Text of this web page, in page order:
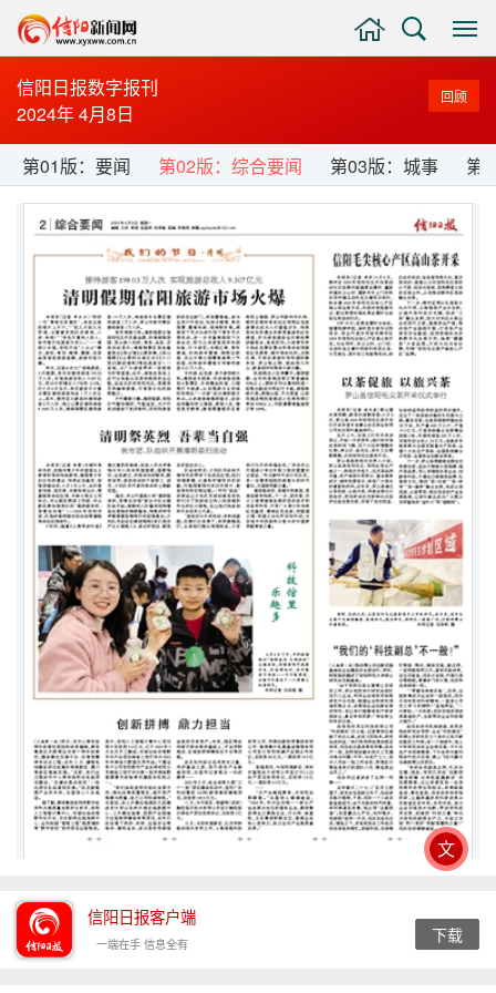
显
示
与
隐
侧
边
栏
搜
索
主
页
信阳日报数字报刊
2024年 4月8日
回顾
第01版：要闻 第02版：综合要闻 第03版：城事 第
信阳日报客户端
一端在手 信息全有 下载
文